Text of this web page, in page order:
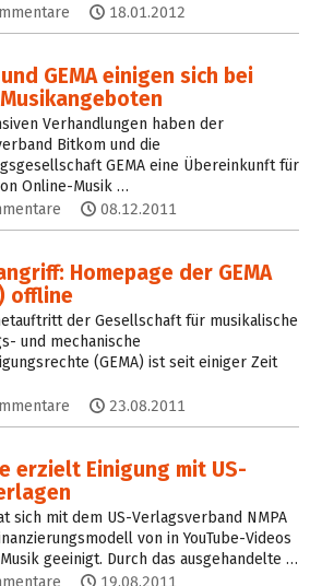
18.01.2012
GEMA einigen sich bei
Verhandlungen haben der
Bitkom und die
GEMA eine Übereinkunft für
Online-Musik …
08.12.2011
Homepage der GEMA
offline
der Gesellschaft für musikalische
und mechanische
(GEMA) ist seit einiger Zeit
23.08.2011
erzielt Einigung mit US-
sich mit dem US-Verlagsverband NMPA
von in YouTube-Videos
geeinigt. Durch das ausgehandelte …
19.08.2011